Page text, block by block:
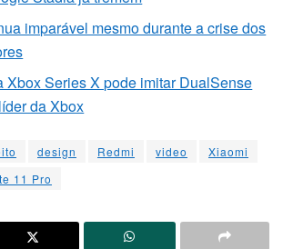
imparável mesmo durante a crise dos
Xbox Series X pode imitar DualSense
da Xbox
design Redmi video
Xiaomi
11 Pro